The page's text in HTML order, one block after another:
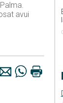
avui